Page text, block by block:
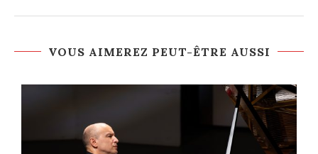
VOUS AIMEREZ PEUT-ÊTRE AUSSI